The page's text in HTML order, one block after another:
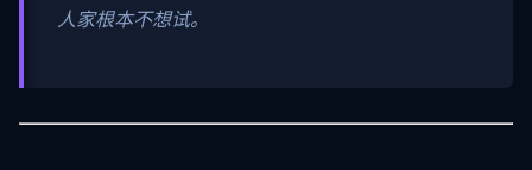
人家根本不想试。